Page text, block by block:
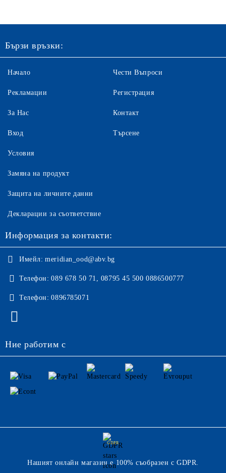
Бързи връзки:
Начало
Рекламации
За Нас
Вход
Чести Въпроси
Регистрация
Контакт
Търсене
Условия
Замяна на продукт
Защита на личните данни
Декларации за съответствие
Информация за контакти:
Имейл: meridian_ood@abv.bg
Телефон: 089 678 50 71, 08795 45 500 0886500777
Телефон: 0896785071
Ние работим с
GDPR
Нашият онлайн магазин е 100% съобразен с GDPR.